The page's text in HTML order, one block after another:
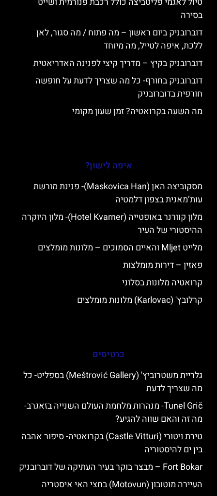
בסירה
דוברובניק ביום ראשון – מה פתוח / מה סגור, לאן
ללכת, איפה לטייל, מה מיוחד
דוברובניק בקיץ – מדריך קיצי לפנינה האדריאטית
דוברובניק בחורף- כל מה שצריך לדעת על חופשה
חורפית בדוברובניק
מה השעה בקרואטיה? זמן שעון מקומי
איפה לישון?
מסקוביצה האן (Maskovica Han)- פנינת מורשת
עות’מאנית בצפון דלמטיה
מלון קוורנר באופטייה (Hotel Kvarner)- מלון היוקרה
ההיסטורי של העיר
מלייט Mljet והאיים הסמוכים – מלונות מומלצים
פאזין – דירות מומלצות
קרואטיה מלונות בסלוני
קרלובץ' (Karlovac) מלונות מומלצים
כרטיסים
גלריית משטרוביץ' (Meštrović Gallery) בספליט- כל
מה שצריך לדעת
Tunel Grič- מנהרות מלחמת העולם השנייה בזאגרב-
מה זה והאם שווה להגיע?
טירת ויטורי (Castle Vitturi) בקרואטיה- סיפור אהבה
בין ים להיסטוריה
Fort Bokar – מבצר בוקר בעיר העתיקה של דוברובניק
העיירה מוטובון (Motovun) בחצי האי איסטריה